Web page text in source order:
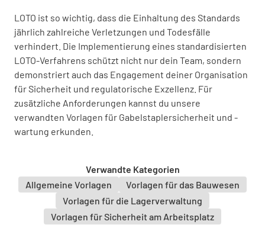
LOTO ist so wichtig, dass die Einhaltung des Standards
jährlich zahlreiche Verletzungen und Todesfälle
verhindert. Die Implementierung eines standardisierten
LOTO-Verfahrens schützt nicht nur dein Team, sondern
demonstriert auch das Engagement deiner Organisation
für Sicherheit und regulatorische Exzellenz. Für
zusätzliche Anforderungen kannst du unsere
verwandten Vorlagen für Gabelstaplersicherheit und -
wartung erkunden.
Verwandte Kategorien
Allgemeine Vorlagen
Vorlagen für das Bauwesen
Vorlagen für die Lagerverwaltung
Vorlagen für Sicherheit am Arbeitsplatz
Sperrung
Alle beweglichen Teile gesichert
JA NEIN N/A
Stromversorgung unterbrochen
Hydraulik und Druckluft abgeschaltet